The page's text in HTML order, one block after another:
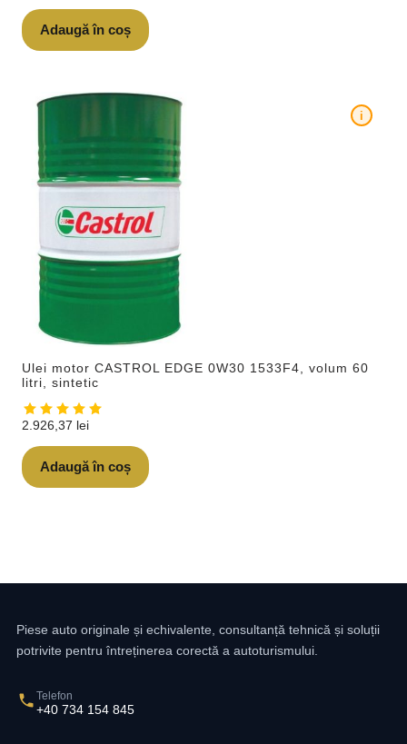
Adaugă în coș
Ulei motor CASTROL EDGE 0W30 1533F4, volum 60
litri, sintetic
i
2.926,37 lei
Adaugă în coș
Piese auto originale și echivalente, consultanță tehnică și soluții
potrivite pentru întreținerea corectă a autoturismului.
Telefon
+40 734 154 845